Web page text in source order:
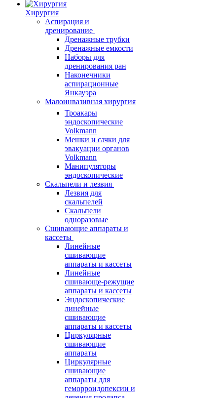
Хирургия
Аспирация и
дренирование
Дренажные трубки
Дренажные емкости
Наборы для
дренирования ран
Наконечники
аспирационные
Янкауэра
Малоинвазивная хирургия
Троакары
эндоскопические
Volkmann
Мешки и сачки для
эвакуации органов
Volkmann
Манипуляторы
эндоскопические
Скальпели и лезвия
Лезвия для
скальпелей
Скальпели
одноразовые
Сшивающие аппараты и
кассеты
Линейные
сшивающие
аппараты и кассеты
Линейные
сшивающе-режущие
аппараты и кассеты
Эндоскопические
линейные
сшивающие
аппараты и кассеты
Циркулярные
сшивающие
аппараты
Циркулярные
сшивающие
аппараты для
геморроидопексии и